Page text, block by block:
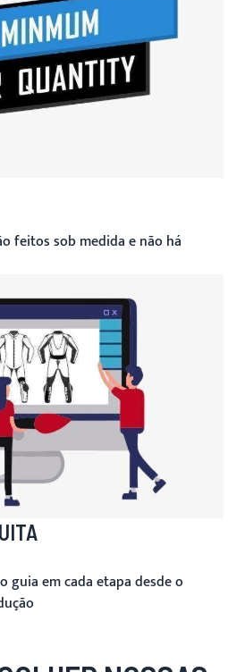
feitos sob medida e não há
guia em cada etapa desde o